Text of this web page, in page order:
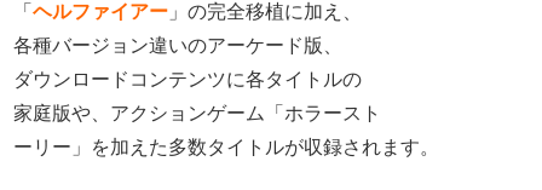
「ヘルファイアー 」の完全移植に加え、
各種バージョン違いのアーケード版、
ダウンロードコンテンツに各タイトルの
家庭版や、アクションゲーム「ホラースト
ーリー」を加えた多数タイトルが収録されます。